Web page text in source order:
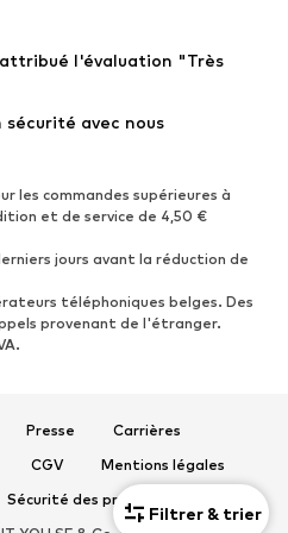
Filtrer & trier
Exclusif
Tendance
Bottines
Bottes
Chaussures basses
Ballerines
Disciplines sportives
l'évaluation "Très
sécurité avec nous
les commandes supérieures à
et de service de 4,50 €
jours avant la réduction de
téléphoniques belges. Des
provenant de l'étranger.
Presse
Carrières
CGV
Mentions légales
Sécurité des produits